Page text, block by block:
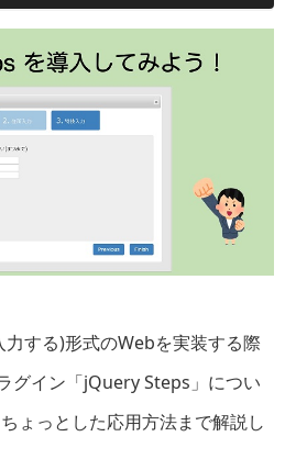
する)形式のWebを実装する際
グイン「jQuery Steps」につい
ょっとした応用方法まで解説し